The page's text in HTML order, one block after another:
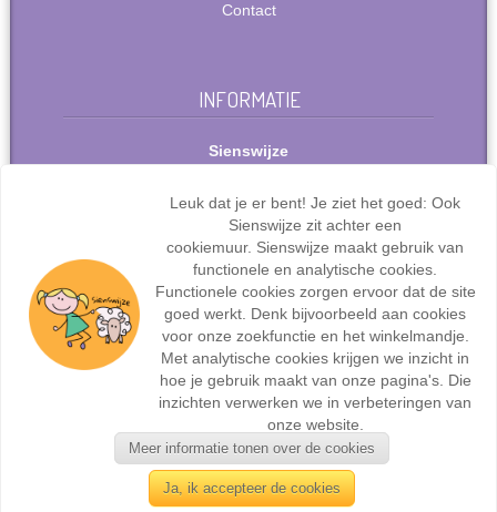
Contact
INFORMATIE
Sienswijze
2711 PP Zoetermeer
Nederland
Tel: +31(0)627072095
info@sienswijze.nl
KvK-nr.: 67667317
Webdesign en ontwikkeling doorSienswijze ICT
Sienswijze | Alle rechten voorbehouden.
Leuk dat je er bent! Je ziet het goed: Ook
Sienswijze zit achter een
cookiemuur. Sienswijze maakt gebruik van
functionele en analytische cookies.
Functionele cookies zorgen ervoor dat de site
goed werkt. Denk bijvoorbeeld aan cookies
voor onze zoekfunctie en het winkelmandje.
Met analytische cookies krijgen we inzicht in
hoe je gebruik maakt van onze pagina's. Die
inzichten verwerken we in verbeteringen van
onze website.
Meer informatie tonen over de cookies
Ja, ik accepteer de cookies